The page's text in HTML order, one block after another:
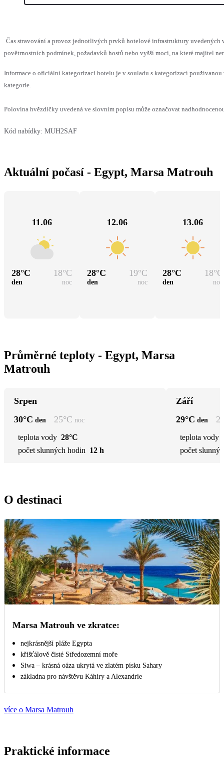
Čas stravování a provoz jednotlivých prvků hotelové infrastruktury uvedených
povětrnostních podmínek, požadavků hostů nebo vyšší moci, na které majitel
Informace o oficiální kategorizaci hotelu je v souladu s kategorizací
kategorie.
Polovina hvězdičky uvedená ve slovním popisu může označovat
Kód nabídky: MUH2SAF
Aktuální počasí - Egypt, Marsa Matrouh
11.06
28°C 18°C
den noc
12.06
28°C 19°C
den noc
13.06
28°C 18°C
den noc
Průměrné teploty - Egypt, Marsa
Matrouh
Srpen
30°C den 25°C noc
teplota vody 28°C
počet slunných hodin 12 h
Září
29°C den
teplota vody
počet
O destinaci
Marsa Matrouh ve zkratce:
nejkrásnější pláže Egypta
křišťálově čisté Středozemní moře
Siwa – krásná oáza ukrytá ve zlatém písku Sahary
základna pro návštěvu Káhiry a Alexandrie
více o Marsa Matrouh
Praktické informace